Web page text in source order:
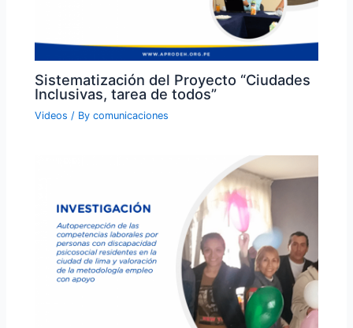
Sistematización del Proyecto “Ciudades
Inclusivas, tarea de todos”
Videos / Bycomunicaciones